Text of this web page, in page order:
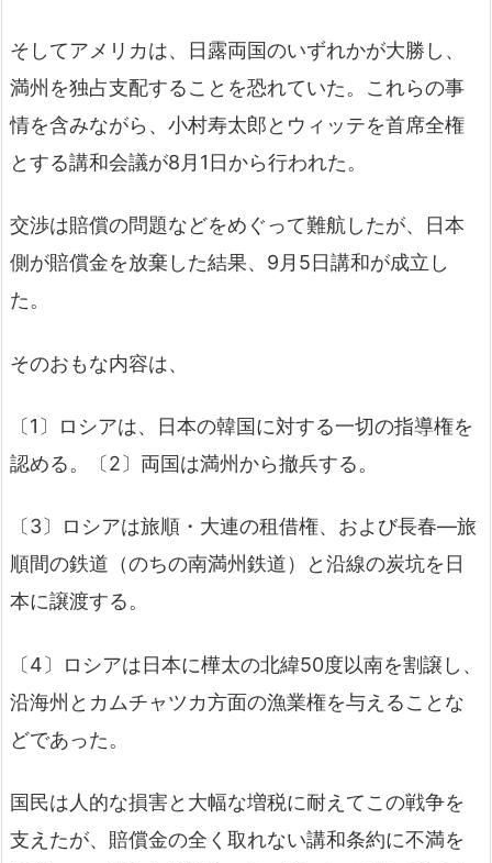
そしてアメリカは、日露両国のいずれかが大勝し、
満州を独占支配することを恐れていた。これらの事
情を含みながら、小村寿太郎とウィッテを首席全権
とする講和会議が8月1日から行われた。
交渉は賠償の問題などをめぐって難航したが、日本
側が賠償金を放棄した結果、9月5日講和が成立し
た。
そのおもな内容は、
〔1〕ロシアは、日本の韓国に対する一切の指導権を
認める。〔2〕両国は満州から撤兵する。
〔3〕ロシアは旅順・大連の租借権、および長春―旅
順間の鉄道（のちの南満州鉄道）と沿線の炭坑を日
本に譲渡する。
〔4〕ロシアは日本に樺太の北緯50度以南を割譲し、
沿海州とカムチャツカ方面の漁業権を与えることな
どであった。
国民は人的な損害と大幅な増税に耐えてこの戦争を
支えたが、賠償金の全く取れない講和条約に不満を